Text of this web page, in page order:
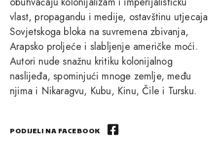
vlast, propagandu i medije, ostavštinu utjecaja
Sovjetskoga bloka na suvremena zbivanja,
Arapsko proljeće i slabljenje američke moći.
Autori nude snažnu kritiku kolonijalnog
naslijeđa, spominjući mnoge zemlje, među
njima i Nikaragvu, Kubu, Kinu, Čile i Tursku.
PODIJELI NA FACEBOOK